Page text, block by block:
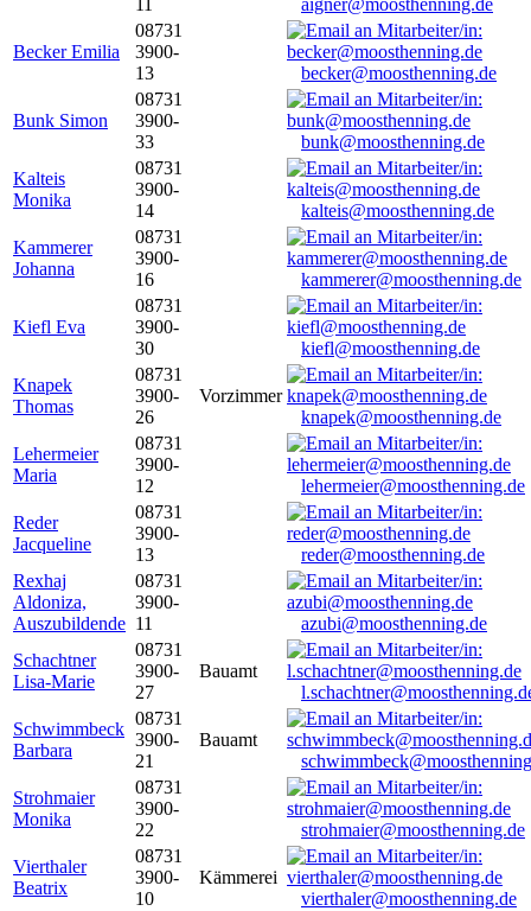
aigner@moosthenning.de
Becker Emilia
08731
3900-
13
becker@moosthenning.de
Bunk Simon
08731
3900-
33
bunk@moosthenning.de
Kalteis
Monika
08731
3900-
14
kalteis@moosthenning.de
Kammerer
Johanna
08731
3900-
16
kammerer@moosthenning.de
Kiefl Eva
08731
3900-
30
kiefl@moosthenning.de
Knapek
Thomas
08731
3900-
26
Vorzimmer
knapek@moosthenning.de
Lehermeier
Maria
08731
3900-
12
lehermeier@moosthenning.de
Reder
Jacqueline
08731
3900-
13
reder@moosthenning.de
Rexhaj
Aldoniza,
Auszubildende
08731
3900-
11
azubi@moosthenning.de
Schachtner
Lisa-Marie
08731
3900-
27
Bauamt
Schwimmbeck
Barbara
08731
3900-
21
Bauamt
Strohmaier
Monika
08731
3900-
22
strohmaier@moosthenning.de
Vierthaler
Beatrix
08731
3900-
10
Kämmerei
vierthaler@moosthenning.de